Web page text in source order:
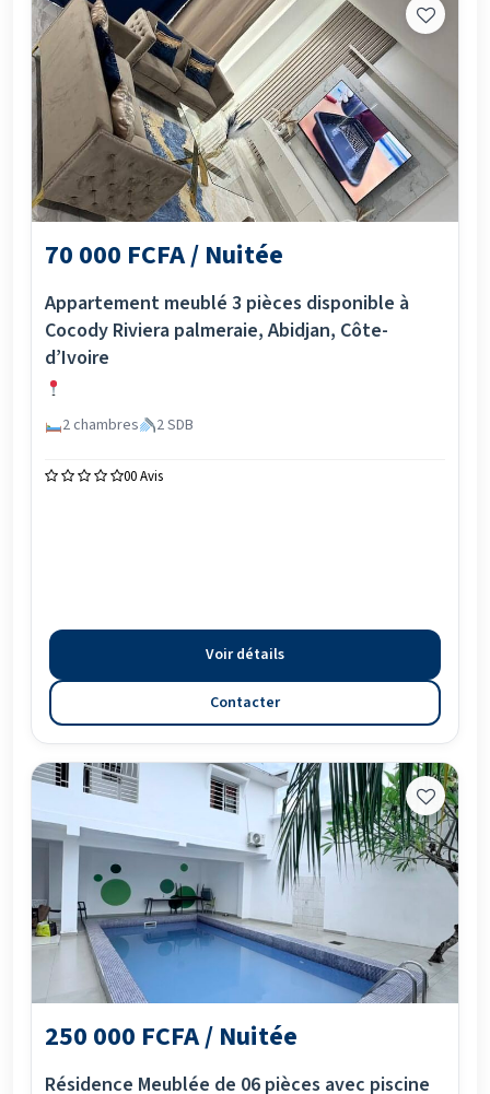
70 000 FCFA / Nuitée
Appartement meublé 3 pièces disponible à
Cocody Riviera palmeraie, Abidjan, Côte-
d’Ivoire
2 chambres 2 SDB
00 Avis
Voir détails
Contacter
250 000 FCFA / Nuitée
Résidence Meublée de 06 pièces avec piscine